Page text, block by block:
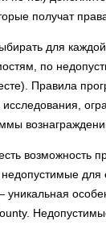
получат
для
по
Правила
возможность
для
уникальная